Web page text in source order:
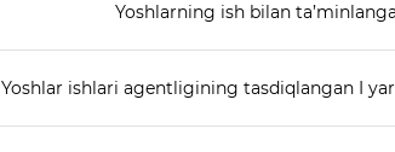
Yoshlarning ish bilan
Yoshlar ishlari agentligining tasdiqlangan I